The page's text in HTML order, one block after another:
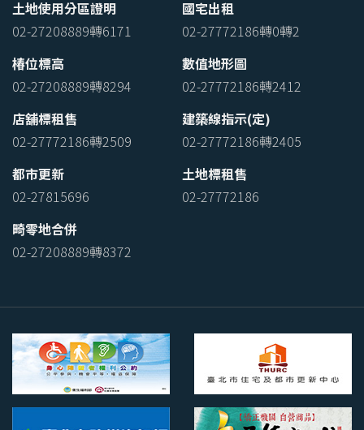
土地使用分區證明
02-27208889轉6171
國宅出租
02-27772186轉0轉2
椿位標高
02-27208889轉8294
數值地形圖
02-27772186轉2412
店舖標租售
02-27772186轉2509
建築線指示(定)
02-27772186轉2405
都市更新
02-27815696
土地標租售
02-27772186
畸零地合併
02-27208889轉8372